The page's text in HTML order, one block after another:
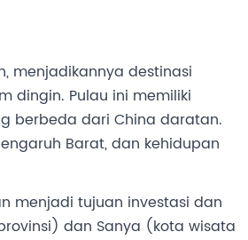
menjadikannya destinasi
dingin. Pulau ini memiliki
berbeda dari China daratan.
Barat, dan kehidupan
menjadi tujuan investasi dan
dan Sanya (kota wisata